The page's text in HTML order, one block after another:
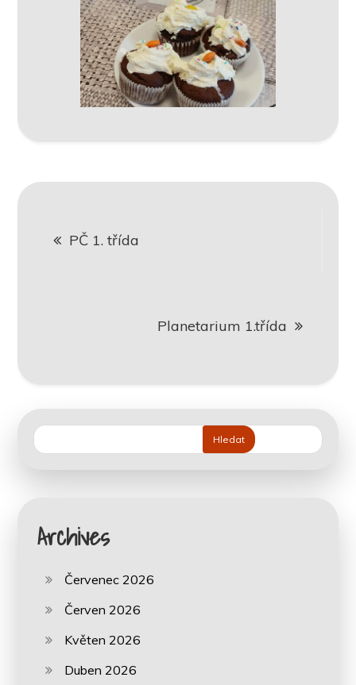
Navigace
proPČ 1. třída
Planetarium 1.třída
Hledat
Archives
Červenec 2026
Červen 2026
Květen 2026
Duben 2026